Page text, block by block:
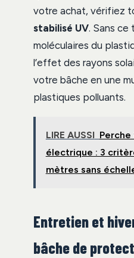
votre achat, vérifiez
stabilisé UV. Sans ce
moléculaires du
l’effet des rayons
votre bâche en une
plastiques polluants.
LIRE AUSSI
électrique : 3
mètres sans
Entretien et
bâche de